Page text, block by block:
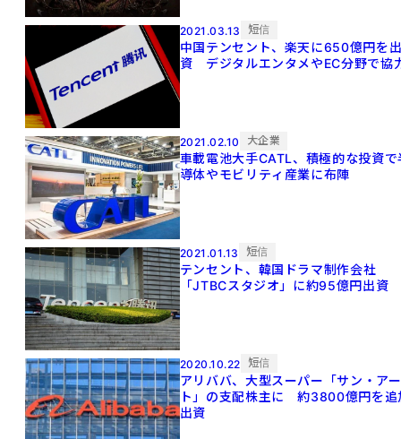
2021.03.13 短信
中国テンセント、楽天に650億円を
資 デジタルエンタメやEC分野で協
2021.02.10 大企業
車載電池大手CATL、積極的な投資で
導体やモビリティ産業に布陣
2021.01.13 短信
テンセント、韓国ドラマ制作会社
「JTBCスタジオ」に約95億円出資
2020.10.22 短信
アリババ、大型スーパー「サン・アー
ト」の支配株主に 約3800億円を追
出資